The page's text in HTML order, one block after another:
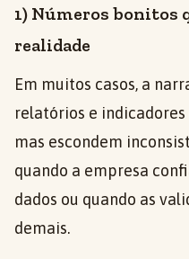
1) Números bonitos
realidade
Em muitos casos, a
relatórios e
mas escondem
quando a empresa
dados ou quando as
demais.